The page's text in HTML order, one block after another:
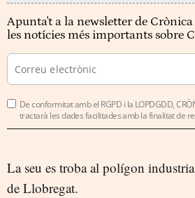
Apunta't a la newsletter de
les notícies més importants sobre
De conformitat amb el RGPD i la LOPDGDD,
tractarà les dades facilitades amb la finalitat de
La seu es troba al polígon
de Llobregat.